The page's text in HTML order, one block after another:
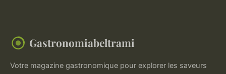
Gastronomiabeltrami
Votre magazine gastronomique pour explorer les saveurs